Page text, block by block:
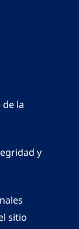
la
y
sitio